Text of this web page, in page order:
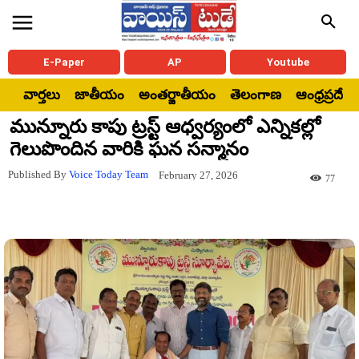
E-Paper AP Youtube
వార్తలు జాతీయం అంతర్జాతీయం తెలంగాణ ఆంధ్రప్రదేశ్
మున్నూరు కాపు ట్రస్ట్ ఆధ్వర్యంలో ఎన్నికల్లో
గెలుపొందిన వారికి ఘన సన్మానం
Published By Voice Today Team February 27, 2026 77